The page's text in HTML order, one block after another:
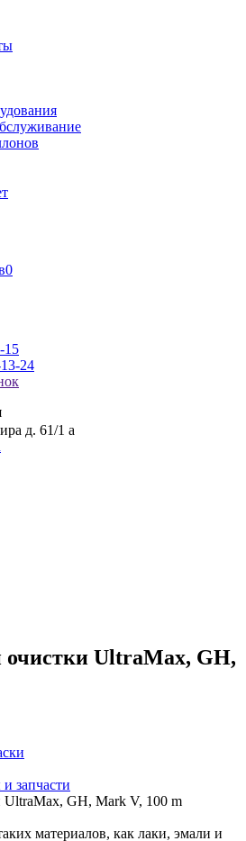
0
15
24
д. 61/1 а
UltraMax, GH,
запчасти
UltraMax, GH, Mark V, 100 m
материалов, как лаки, эмали и